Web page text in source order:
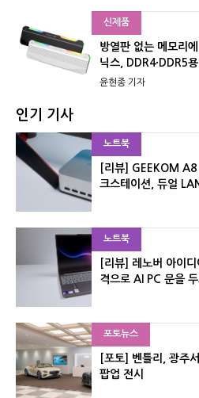
신제품
방열판 없는 메모리
닉스, DDR4·DDR5용
윤현종 기자
인기 기사
노트북
[리뷰] GEEKOM
크스테이션, 듀얼
노트북
[리뷰] 레노버 아이
격으로 AI PC 문을
포토뉴스
[포토] 벤틀리, 광주
팝업 전시